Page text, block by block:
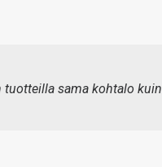
tuotteilla sama kohtalo kuin